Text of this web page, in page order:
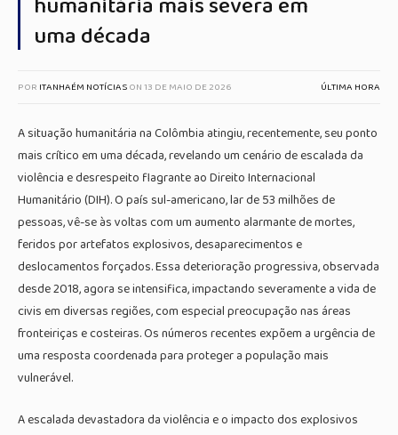
uma década
POR ITANHAÉM NOTÍCIASON13 DE MAIO DE 2026 ÚLTIMA HORA
A situação humanitária na Colômbia atingiu, recentemente, seu ponto
mais crítico em uma década, revelando um cenário de escalada da
violência e desrespeito flagrante ao Direito Internacional
Humanitário (DIH). O país sul-americano, lar de 53 milhões de
pessoas, vê-se às voltas com um aumento alarmante de mortes,
feridos por artefatos explosivos, desaparecimentos e
deslocamentos forçados. Essa deterioração progressiva, observada
desde 2018, agora se intensifica, impactando severamente a vida de
civis em diversas regiões, com especial preocupação nas áreas
fronteiriças e costeiras. Os números recentes expõem a urgência de
uma resposta coordenada para proteger a população mais
vulnerável.
A escalada devastadora da violência e o impacto dos explosivos